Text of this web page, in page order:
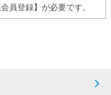
員登録】が必要です。